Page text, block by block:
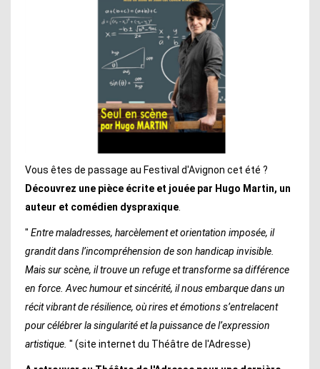
Vous êtes de passage au Festival d'Avignon cet été ?
Découvrez une pièce écrite et jouée par Hugo Martin, un
auteur et comédien dyspraxique
" Entre maladresses, harcèlement et orientation imposée, il
grandit dans l’incompréhension de son handicap invisible.
Mais sur scène, il trouve un refuge et transforme sa différence
en force. Avec humour et sincérité, il nous embarque dans un
récit vibrant de résilience, où rires et émotions s’entrelacent
pour célébrer la singularité et la puissance de l’expression
artistique. " (site internet du Théâtre de l'Adresse)